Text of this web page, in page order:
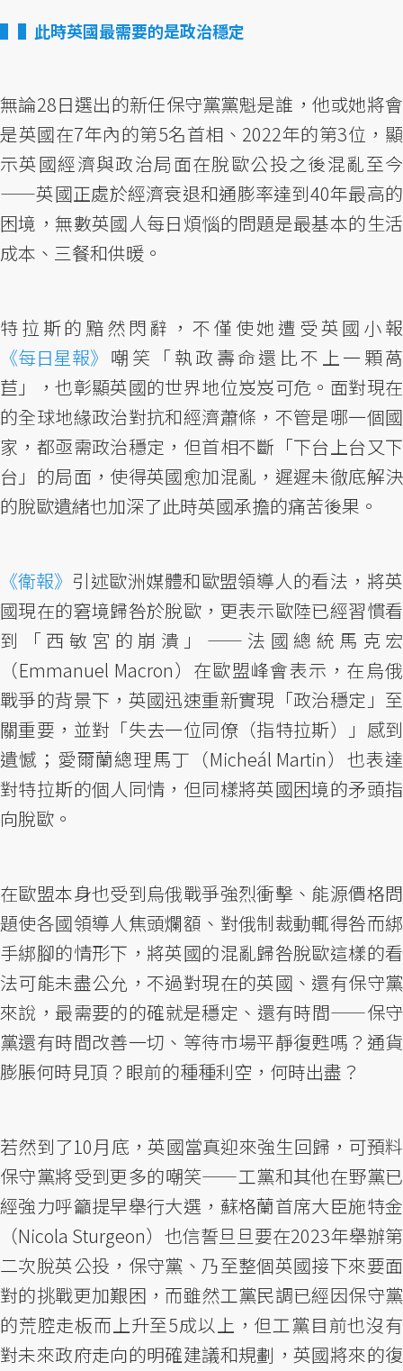
▌此時英國最需要的是政治穩定
無論28日選出的新任保守黨黨魁是誰，他或她將會
是英國在7年內的第5名首相、2022年的第3位，顯
示英國經濟與政治局面在脫歐公投之後混亂至今
——英國正處於經濟衰退和通膨率達到40年最高的
困境，無數英國人每日煩惱的問題是最基本的生活
成本、三餐和供暖。
特拉斯的黯然閃辭，不僅使她遭受英國小報
《每日星報》 嘲笑「執政壽命還比不上一顆萵
苣」，也彰顯英國的世界地位岌岌可危。面對現在
的全球地緣政治對抗和經濟蕭條，不管是哪一個國
家，都亟需政治穩定，但首相不斷「下台上台又下
台」的局面，使得英國愈加混亂，遲遲未徹底解決
的脫歐遺緒也加深了此時英國承擔的痛苦後果。
《衛報》 引述歐洲媒體和歐盟領導人的看法，將英
國現在的窘境歸咎於脫歐，更表示歐陸已經習慣看
到「西敏宮的崩潰」——法國總統馬克宏
（Emmanuel Macron）在歐盟峰會表示，在烏俄
戰爭的背景下，英國迅速重新實現「政治穩定」至
關重要，並對「失去一位同僚（指特拉斯）」感到
遺憾；愛爾蘭總理馬丁（Micheál Martin）也表達
對特拉斯的個人同情，但同樣將英國困境的矛頭指
向脫歐。
在歐盟本身也受到烏俄戰爭強烈衝擊、能源價格問
題使各國領導人焦頭爛額、對俄制裁動輒得咎而綁
手綁腳的情形下，將英國的混亂歸咎脫歐這樣的看
法可能未盡公允，不過對現在的英國、還有保守黨
來說，最需要的的確就是穩定、還有時間——保守
黨還有時間改善一切、等待市場平靜復甦嗎？通貨
膨脹何時見頂？眼前的種種利空，何時出盡？
若然到了10月底，英國當真迎來強生回歸，可預料
保守黨將受到更多的嘲笑——工黨和其他在野黨已
經強力呼籲提早舉行大選，蘇格蘭首席大臣施特金
（Nicola Sturgeon）也信誓旦旦要在2023年舉辦第
二次脫英公投，保守黨、乃至整個英國接下來要面
對的挑戰更加艱困，而雖然工黨民調已經因保守黨
的荒腔走板而上升至5成以上，但工黨目前也沒有
對未來政府走向的明確建議和規劃，英國將來的復